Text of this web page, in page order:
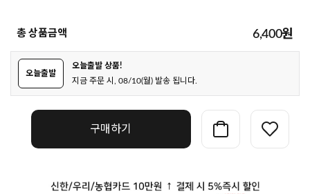
총 상품금액 6,400원
오늘출발
오늘출발 상품!
지금 주문 시, 08/10(월) 발송 됩니다.
구매하기